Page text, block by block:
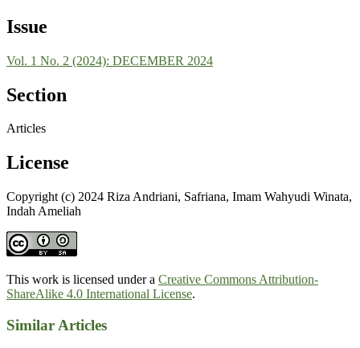
Issue
Vol. 1 No. 2 (2024): DECEMBER 2024
Section
Articles
License
Copyright (c) 2024 Riza Andriani, Safriana, Imam Wahyudi Winata,
Indah Ameliah
This work is licensed under a Creative Commons Attribution-
ShareAlike 4.0 International License.
Similar Articles